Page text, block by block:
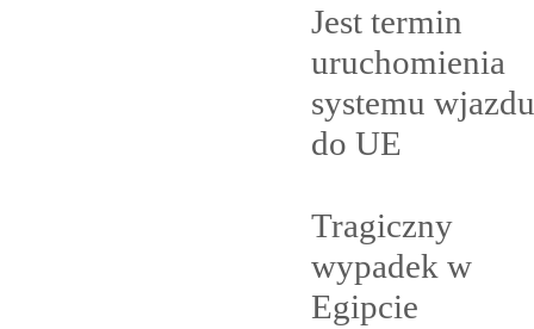
Jest termin
uruchomienia
systemu wjazdu
do UE
Tragiczny
wypadek w
Egipcie